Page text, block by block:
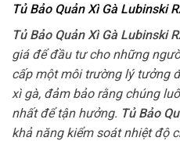
Tủ Bảo Quản Xì Gà Lubinski
Tủ Bảo Quản Xì Gà Lubinski
giá để đầu tư cho những
cấp một môi trường lý tưởng
xì gà, đảm bảo rằng chúng
nhất để tận hưởng. Tủ Bảo
khả năng kiểm soát nhiệt độ